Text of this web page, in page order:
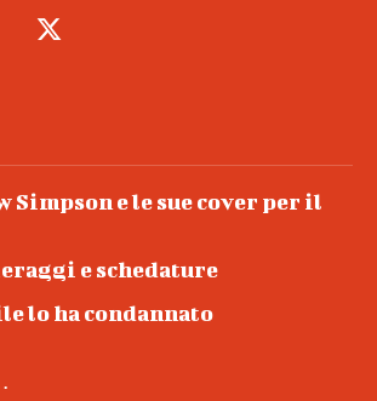
Simpson e le sue cover per il
e schedature
lo ha condannato